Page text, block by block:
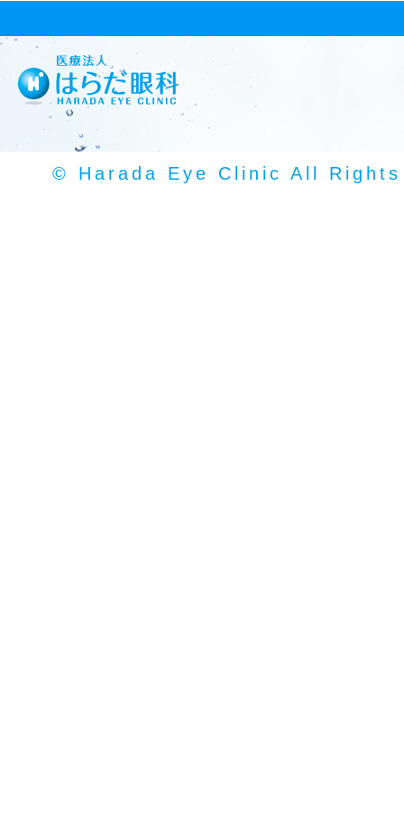
© Harada Eye Clinic All